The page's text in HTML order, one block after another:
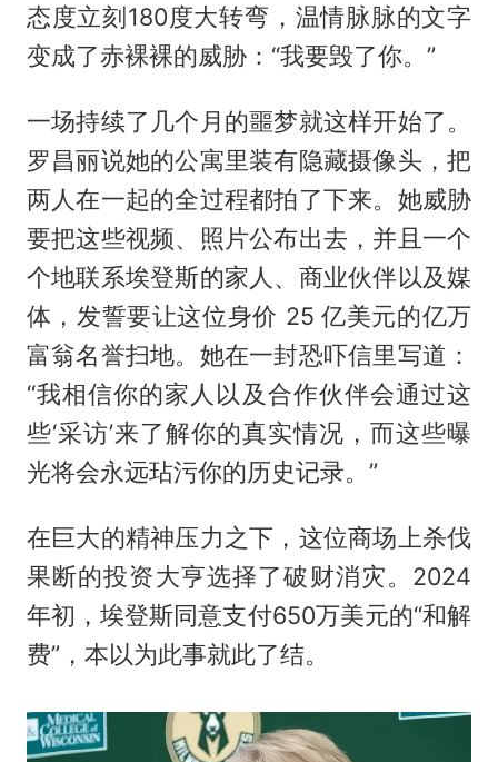
态度立刻180度大转弯，温情脉脉的文字
变成了赤裸裸的威胁：“我要毁了你。”
一场持续了几个月的噩梦就这样开始了。
罗昌丽说她的公寓里装有隐藏摄像头，把
两人在一起的全过程都拍了下来。她威胁
要把这些视频、照片公布出去，并且一个
个地联系埃登斯的家人、商业伙伴以及媒
体，发誓要让这位身价 25 亿美元的亿万
富翁名誉扫地。她在一封恐吓信里写道：
“我相信你的家人以及合作伙伴会通过这
些‘采访’来了解你的真实情况，而这些曝
光将会永远玷污你的历史记录。”
在巨大的精神压力之下，这位商场上杀伐
果断的投资大亨选择了破财消灾。2024
年初，埃登斯同意支付650万美元的“和解
费”，本以为此事就此了结。